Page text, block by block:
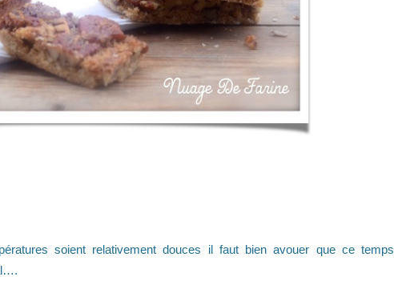
soient relativement douces il faut bien avouer que ce temps